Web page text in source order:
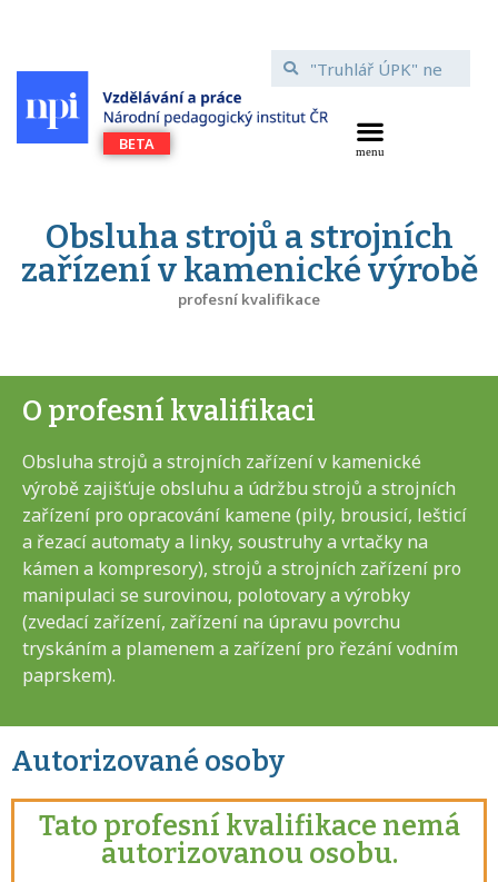
Obsluha strojů a strojních
zařízení v kamenické výrobě
profesní kvalifikace
O profesní kvalifikaci
Obsluha strojů a strojních zařízení v kamenické
výrobě zajišťuje obsluhu a údržbu strojů a strojních
zařízení pro opracování kamene (pily, brousicí, lešticí
a řezací automaty a linky, soustruhy a vrtačky na
kámen a kompresory), strojů a strojních zařízení pro
manipulaci se surovinou, polotovary a výrobky
(zvedací zařízení, zařízení na úpravu povrchu
tryskáním a plamenem a zařízení pro řezání vodním
paprskem).
Autorizované osoby
Tato profesní kvalifikace nemá
autorizovanou osobu.